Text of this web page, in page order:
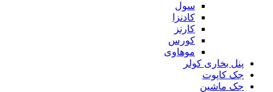
سول
کادنزا
کارنز
کورس
موهاوی
پنل بخاری کولر
جک کاپوت
جک ماشین